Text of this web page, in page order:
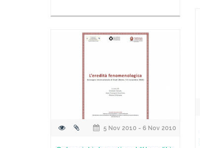
5 Nov 2010 - 6 Nov 2010